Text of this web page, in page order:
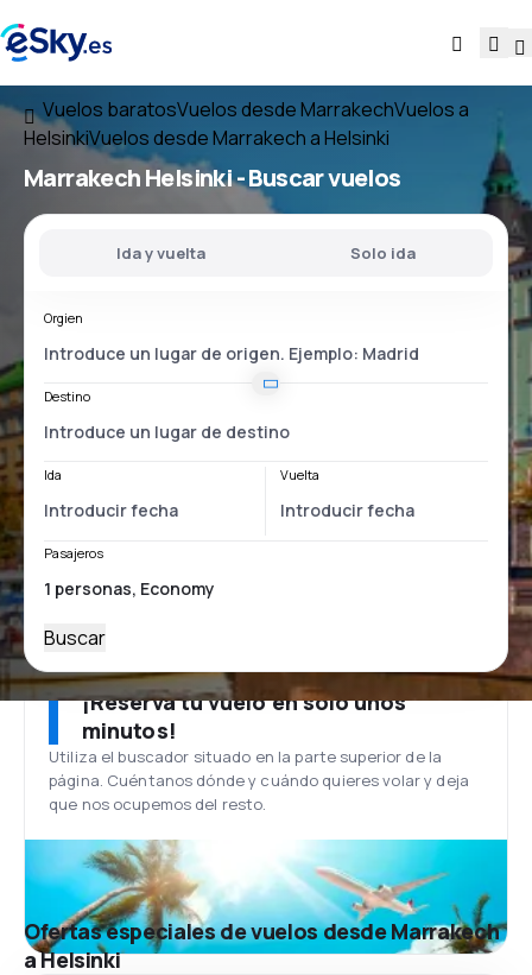
Vuelos baratosVuelos desde MarrakechVuelos a
HelsinkiVuelos desde Marrakech a Helsinki
Marrakech Helsinki- Buscar vuelos
Ida y vuelta Solo ida
Orgien
Destino
Ida Vuelta
Pasajeros
Buscar
¡Reserva tu vuelo en solo unos
minutos!
Utiliza el buscador situado en la parte superior de la
página. Cuéntanos dónde y cuándo quieres volar y deja
que nos ocupemos del resto.
Ofertas especiales de vuelos desde Marrakech
a Helsinki